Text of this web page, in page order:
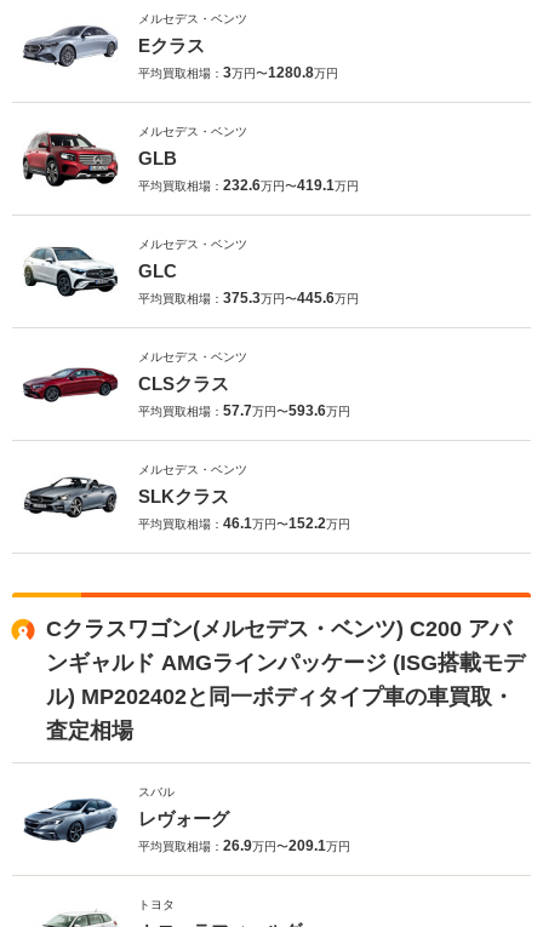
メルセデス・ベンツ
Eクラス
平均買取相場： 3万円〜1280.8万円
メルセデス・ベンツ
GLB
平均買取相場： 232.6万円〜419.1万円
メルセデス・ベンツ
GLC
平均買取相場： 375.3万円〜445.6万円
メルセデス・ベンツ
CLSクラス
平均買取相場： 57.7万円〜593.6万円
メルセデス・ベンツ
SLKクラス
平均買取相場： 46.1万円〜152.2万円
Cクラスワゴン(メルセデス・ベンツ) C200 アバ
ンギャルド AMGラインパッケージ (ISG搭載モデ
ル) MP202402と同一ボディタイプ車の車買取・
査定相場
スバル
レヴォーグ
平均買取相場： 26.9万円〜209.1万円
トヨタ